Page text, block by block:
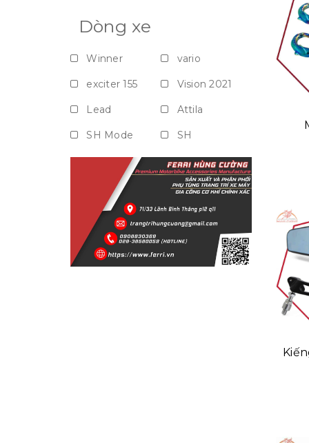
Dòng xe
Winner vario
exciter 155 Vision 2021
Lead Attila
SH Mode SH
Vision Janus
Grande NVX
Nouvo Airblade
PCX Xe số
Mọi dòng xe